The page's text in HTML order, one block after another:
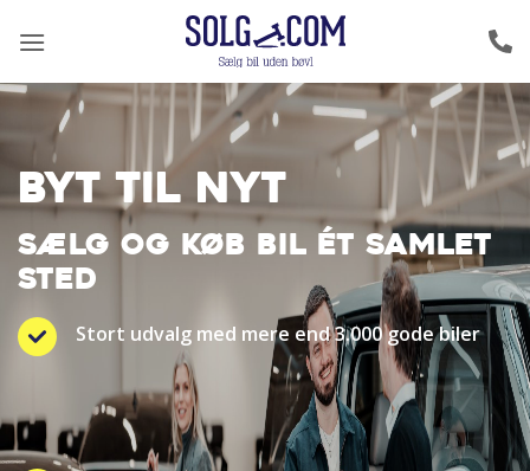
BYT TIL NYT
SÆLG OG KØB BIL ÉT SAMLET
STED
Stort udvalg med mere end 3.000 gode biler